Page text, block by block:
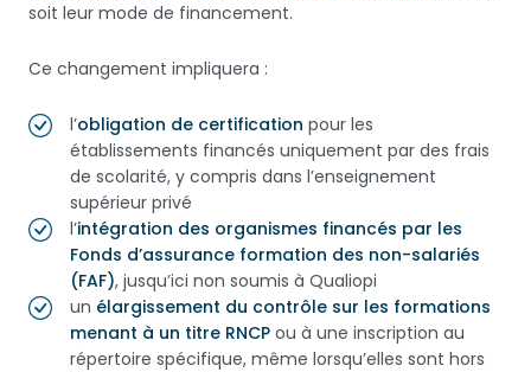
soit leur mode de financement.
Ce changement impliquera :
l’obligation de certification pour les
établissements financés uniquement par des frais
de scolarité, y compris dans l’enseignement
supérieur privé
l’intégration des organismes financés par les
Fonds d’assurance formation des non-salariés
(FAF), jusqu’ici non soumis à Qualiopi
un élargissement du contrôle sur les formations
menant à un titre RNCP ou à une inscription au
répertoire spécifique, même lorsqu’elles sont hors